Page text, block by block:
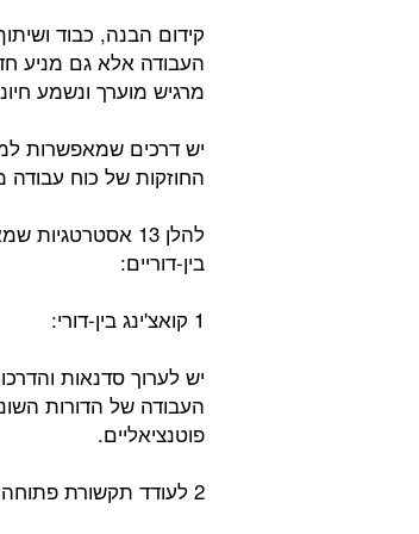
קידום הבנה, כבוד
העבודה אלא גם מניע
מרגיש מוערך ונשמע
יש דרכים שמאפשרות
החוזקות של כוח עבודה
להלן 13
בין-דוריים:
1 קואצ'ינג בין-דורי:
יש לערוך סדנאות
העבודה של הדורות
פוטנציאליים.
2 לעודד תקשורת פתוחה: